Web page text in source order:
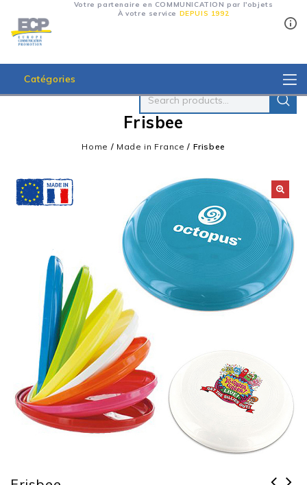
Votre partenaire en COMMUNICATION par l'objets
À votre service DEPUIS 1992
Catégories
Frisbee
Home / Made in France / Frisbee